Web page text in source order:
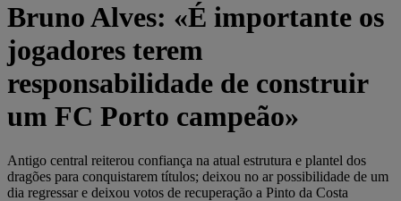
Bruno Alves: «É importante os
jogadores terem
responsabilidade de construir
um FC Porto campeão»
Antigo central reiterou confiança na atual estrutura e plantel dos
dragões para conquistarem títulos; deixou no ar possibilidade de um
dia regressar e deixou votos de recuperação a Pinto da Costa